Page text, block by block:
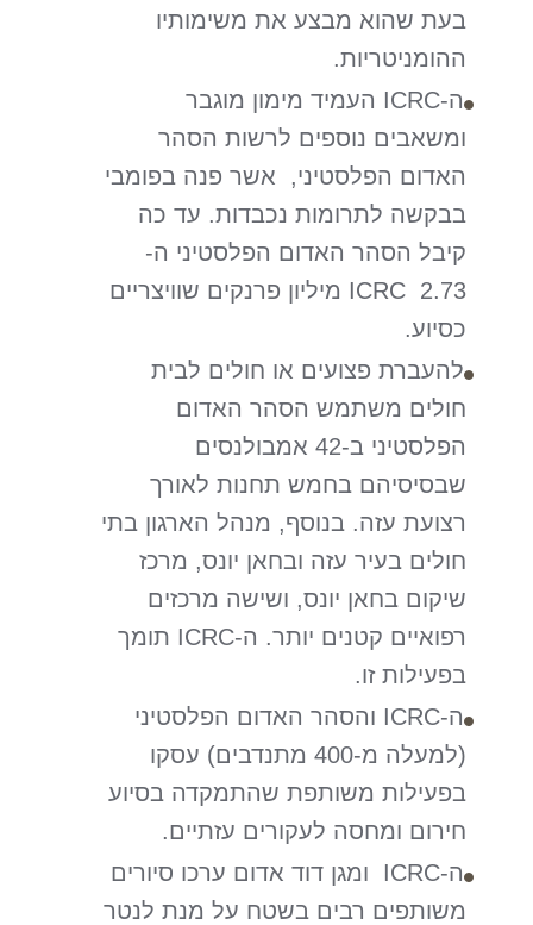
בעת שהוא מבצע את משימותיו
ההומניטריות.
ה-ICRC העמיד מימון מוגבר
ומשאבים נוספים לרשות הסהר
האדום הפלסטיני, אשר פנה בפומבי
בבקשה לתרומות נכבדות. עד כה
קיבל הסהר האדום הפלסטיני ה-
ICRC 2.73 מיליון פרנקים שוויצריים
כסיוע.
להעברת פצועים או חולים לבית
חולים משתמש הסהר האדום
הפלסטיני ב-42 אמבולנסים
שבסיסיהם בחמש תחנות לאורך
רצועת עזה. בנוסף, מנהל הארגון בתי
חולים בעיר עזה ובחאן יונס, מרכז
שיקום בחאן יונס, ושישה מרכזים
רפואיים קטנים יותר. ה-ICRC תומך
בפעילות זו.
ה-ICRC והסהר האדום הפלסטיני
(למעלה מ-400 מתנדבים) עסקו
בפעילות משותפת שהתמקדה בסיוע
חירום ומחסה לעקורים עזתיים.
ה-ICRC ומגן דוד אדום ערכו סיורים
משותפים רבים בשטח על מנת לנטר